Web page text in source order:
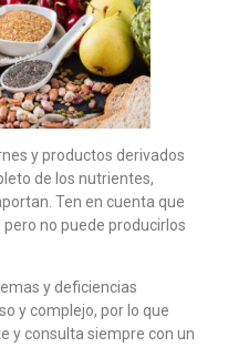
y productos derivados
de los nutrientes,
Ten en cuenta que
no puede producirlos
y deficiencias
y complejo, por lo que
y consulta siempre con un